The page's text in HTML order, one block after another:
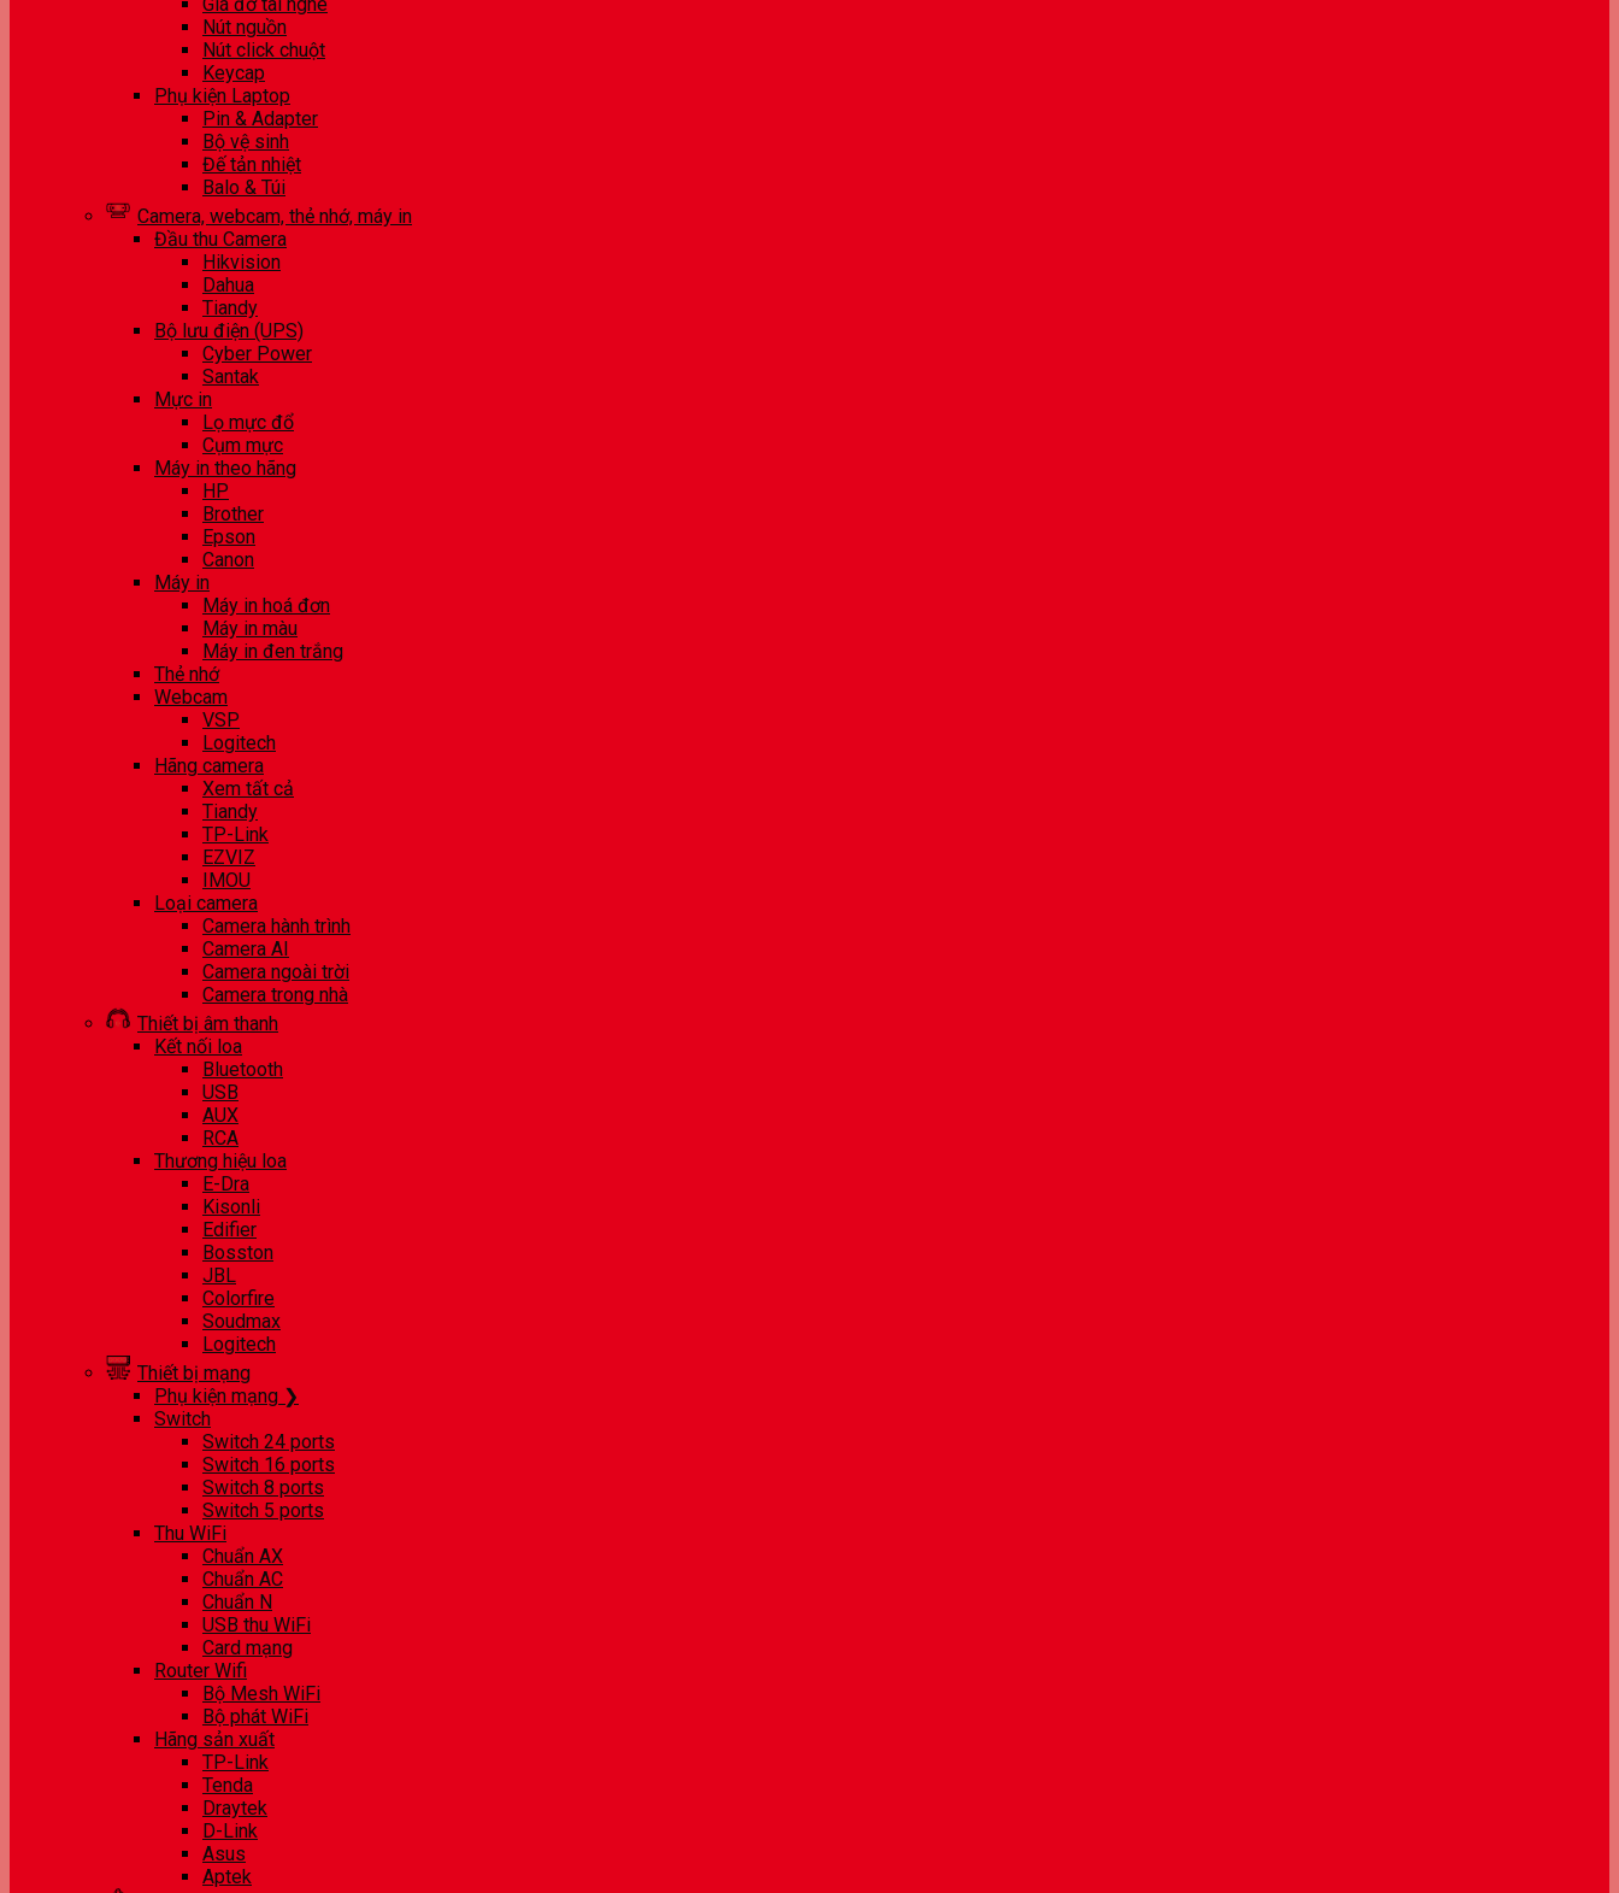
Nút nguồn
Nút click chuột
Keycap
Phụ kiện Laptop
Pin & Adapter
Bộ vệ sinh
Đế tản nhiệt
Balo & Túi
Camera, webcam, thẻ nhớ, máy in
Đầu thu Camera
Hikvision
Dahua
Tiandy
Bộ lưu điện (UPS)
Cyber Power
Santak
Mực in
Lọ mực đổ
Cụm mực
Máy in theo hãng
HP
Brother
Epson
Canon
Máy in
Máy in hoá đơn
Máy in màu
Máy in đen trắng
Thẻ nhớ
Webcam
VSP
Logitech
Hãng camera
Xem tất cả
Tiandy
TP-Link
EZVIZ
IMOU
Loại camera
Camera hành trình
Camera AI
Camera ngoài trời
Camera trong nhà
Thiết bị âm thanh
Kết nối loa
Bluetooth
USB
AUX
RCA
Thương hiệu loa
E-Dra
Kisonli
Edifier
Bosston
JBL
Colorfire
Soudmax
Logitech
Thiết bị mạng
Phụ kiện mạng ❯
Switch
Switch 24 ports
Switch 16 ports
Switch 8 ports
Switch 5 ports
Thu WiFi
Chuẩn AX
Chuẩn AC
Chuẩn N
USB thu WiFi
Card mạng
Router Wifi
Bộ Mesh WiFi
Bộ phát WiFi
Hãng sản xuất
TP-Link
Tenda
Draytek
D-Link
Asus
Aptek